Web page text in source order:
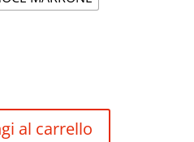
al carrello